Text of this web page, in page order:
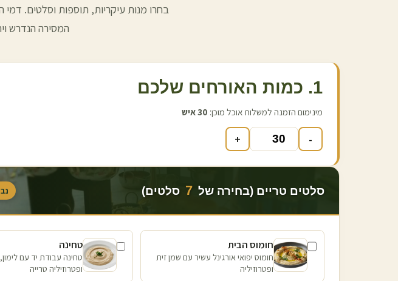
בחרו מנות עיקריות, תוספות וסלטים.
המסירה הנדרש
1. כמות האורחים שלכם
מינימום הזמנה למשלוח אוכל מוכן: 30איש
-
+
סלטים טריים (בחירה של 7 סלטים)
חומוס הבית
חומוס יפואי אורגינל עשיר עם שמן זית
ופטרוזיליה
טחינה
טחינה עבודת יד עם
ופטרוזיליה טרייה